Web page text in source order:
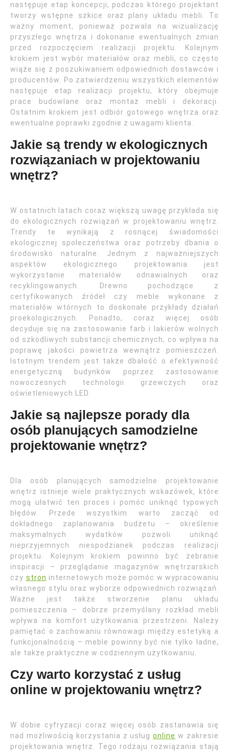
następuje etap koncepcji, podczas którego projektant
tworzy wstępne szkice oraz plany układu mebli. To
ważny moment, ponieważ pozwala na wizualizację
przyszłego wnętrza i dokonanie ewentualnych zmian
przed rozpoczęciem realizacji projektu. Kolejnym
krokiem jest wybór materiałów oraz mebli, co często
wiąże się z poszukiwaniem odpowiednich dostawców i
producentów. Po zatwierdzeniu wszystkich elementów
następuje etap realizacji projektu, który obejmuje
prace budowlane oraz montaż mebli i dekoracji.
Ostatnim krokiem jest odbiór gotowego wnętrza oraz
ewentualne poprawki zgodnie z uwagami klienta.
Jakie są trendy w ekologicznych
rozwiązaniach w projektowaniu
wnętrz?
W ostatnich latach coraz większą uwagę przykłada się
do ekologicznych rozwiązań w projektowaniu wnętrz.
Trendy te wynikają z rosnącej świadomości
ekologicznej społeczeństwa oraz potrzeby dbania o
środowisko naturalne. Jednym z najważniejszych
aspektów ekologicznego projektowania jest
wykorzystanie materiałów odnawialnych oraz
recyklingowanych. Drewno pochodzące z
certyfikowanych źródeł czy meble wykonane z
materiałów wtórnych to doskonałe przykłady działań
proekologicznych. Ponadto, coraz więcej osób
decyduje się na zastosowanie farb i lakierów wolnych
od szkodliwych substancji chemicznych, co wpływa na
poprawę jakości powietrza wewnątrz pomieszczeń.
Istotnym trendem jest także dbałość o efektywność
energetyczną budynków poprzez zastosowanie
nowoczesnych technologii grzewczych oraz
oświetleniowych LED.
Jakie są najlepsze porady dla
osób planujących samodzielne
projektowanie wnętrz?
Dla osób planujących samodzielne projektowanie
wnętrz istnieje wiele praktycznych wskazówek, które
mogą ułatwić ten proces i pomóc uniknąć typowych
błędów. Przede wszystkim warto zacząć od
dokładnego zaplanowania budżetu – określenie
maksymalnych wydatków pozwoli uniknąć
nieprzyjemnych niespodzianek podczas realizacji
projektu. Kolejnym krokiem powinno być zebranie
inspiracji – przeglądanie magazynów wnętrzarskich
czy stron internetowych może pomóc w wypracowaniu
własnego stylu oraz wyborze odpowiednich rozwiązań.
Ważne jest także stworzenie planu układu
pomieszczenia – dobrze przemyślany rozkład mebli
wpływa na komfort użytkowania przestrzeni. Należy
pamiętać o zachowaniu równowagi między estetyką a
funkcjonalnością – meble powinny być nie tylko ładne,
ale także praktyczne w codziennym użytkowaniu.
Czy warto korzystać z usług
online w projektowaniu wnętrz?
W dobie cyfryzacji coraz więcej osób zastanawia się
nad możliwością korzystania z usługonline w zakresie
projektowania wnętrz. Tego rodzaju rozwiązania stają